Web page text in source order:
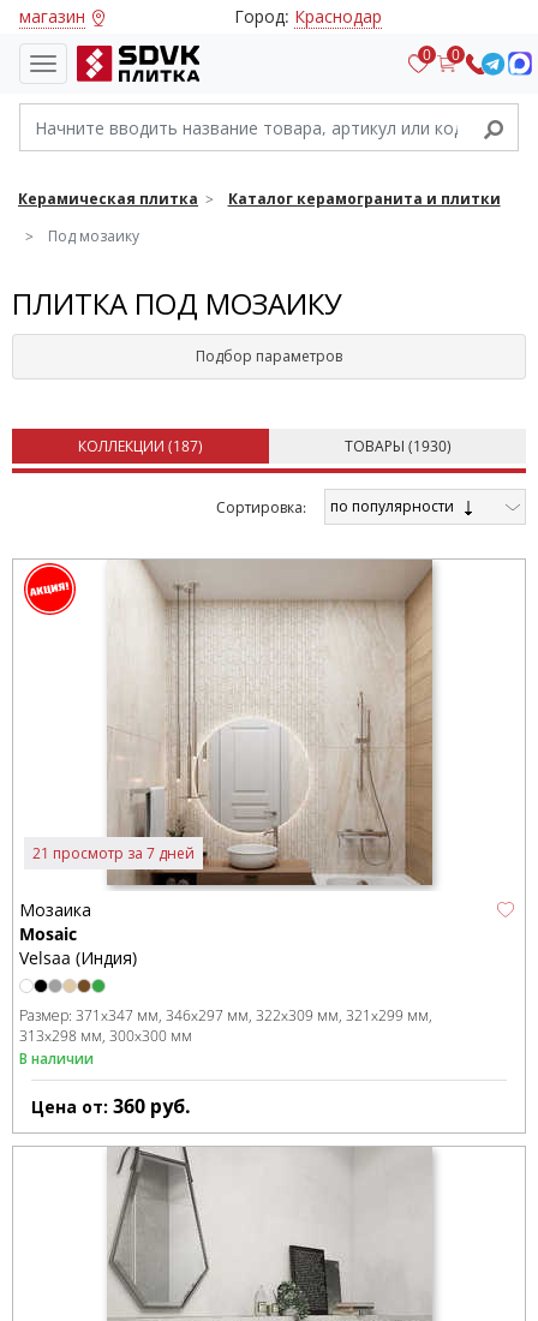
магазин Город: Краснодар
0 0
Керамическая плитка
Каталог керамогранита и плитки
Под мозаику
ПЛИТКА ПОД МОЗАИКУ
Подбор параметров
КОЛЛЕКЦИИ (187) ТОВАРЫ (1930)
Cортировка: по популярности
21 просмотр за 7 дней
Мозаика
Mosaic
Velsaa (Индия)
Размер: 371x347 мм 346x297 мм 322x309 мм 321x299 мм
313x298 мм 300x300 мм
В наличии
Цена от: 360 руб.